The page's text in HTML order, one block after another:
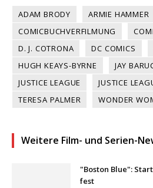
ADAM BRODY
ARMIE HAMMER
COMICBUCHVERFILMUNG
D. J. COTRONA
DC COMICS
HUGH KEAYS-BYRNE
JAY
JUSTICE LEAGUE
JUSTICE
TERESA PALMER
WONDER
Weitere Film- und Serien-
"Boston Blue":
fest